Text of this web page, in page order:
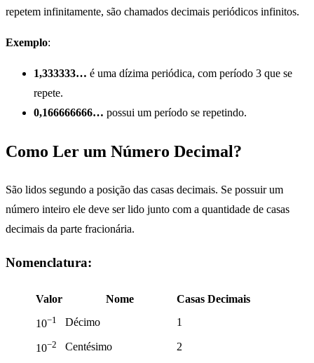
repetem infinitamente, são chamados decimais periódicos infinitos.
Exemplo:
1,333333… é uma dízima periódica, com período 3 que se
repete.
0,166666666… possui um período se repetindo.
Como Ler um Número Decimal?
São lidos segundo a posição das casas decimais. Se possuir um
número inteiro ele deve ser lido junto com a quantidade de casas
decimais da parte fracionária.
Nomenclatura:
Valor Nome Casas Decimais
10−1 Décimo 1
10−2 Centésimo 2